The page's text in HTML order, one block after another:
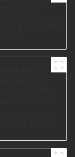
I2981-120-